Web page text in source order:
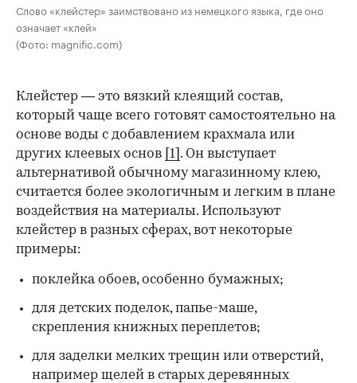
Слово «клейстер» заимствовано из немецкого языка, где оно
означает «клей»
(Фото: magnific.com)
00:00 / 00:00
Клейстер — это вязкий клеящий состав,
который чаще всего готовят самостоятельно на
основе воды с добавлением крахмала или
других клеевых основ [1] . Он выступает
альтернативой обычному магазинному клею,
считается более экологичным и легким в плане
воздействия на материалы. Используют
клейстер в разных сферах, вот некоторые
примеры:
поклейка обоев, особенно бумажных;
для детских поделок, папье-маше,
скрепления книжных переплетов;
для заделки мелких трещин или отверстий,
например щелей в старых деревянных